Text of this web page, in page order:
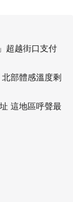
超越街口支付
部體感溫度剩
這地區呼聲最